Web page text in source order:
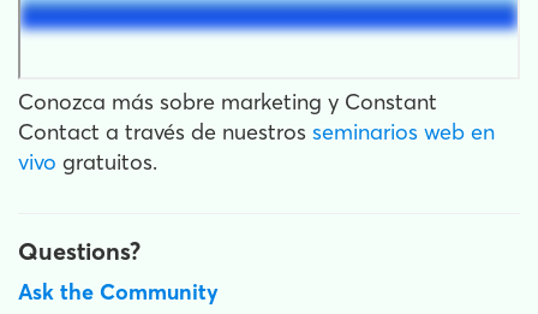
Conozca más sobre marketing y Constant
Contact a través de nuestros seminarios web en
vivo gratuitos.
Questions?
Ask the Community